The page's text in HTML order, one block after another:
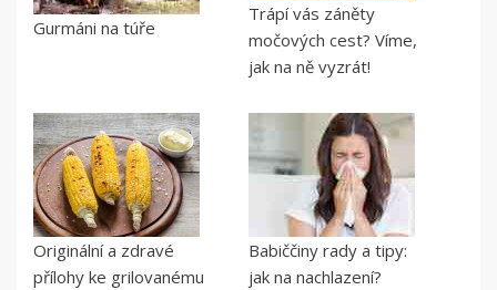
Gurmáni na túře
Trápí vás záněty
močových cest? Víme,
jak na ně vyzrát!
Originální a zdravé
přílohy ke grilovanému
Babiččiny rady a tipy:
jak na nachlazení?